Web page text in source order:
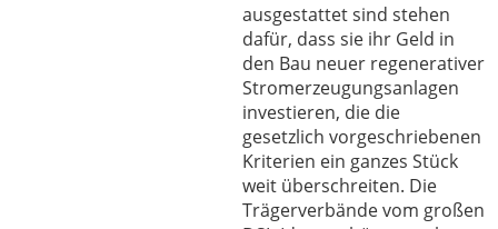
ausgestattet sind stehen
dafür, dass sie ihr Geld in
den Bau neuer regenerativer
Stromerzeugungsanlagen
investieren, die die
gesetzlich vorgeschriebenen
Kriterien ein ganzes Stück
weit überschreiten. Die
Trägerverbände vom großen